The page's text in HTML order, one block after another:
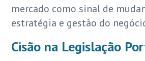
mercado como sinal de
estratégia e gestão do
Cisão na Legislação